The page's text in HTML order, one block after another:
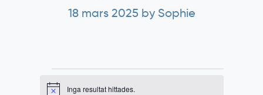
18 mars 2025 by Sophie
Evenemang
Notis Inga resultat hittades.